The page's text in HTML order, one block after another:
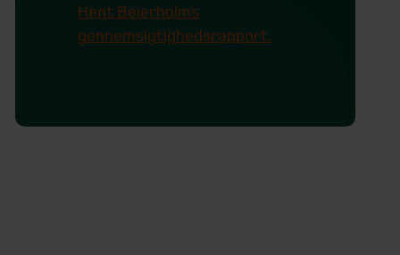
Hent Beierholms
gennemsigtighedsrapport.